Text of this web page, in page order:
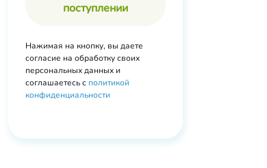
поступлении
Нажимая на кнопку, вы даете
согласие на обработку своих
персональных данных и
соглашаетесь с политикой
конфиденциальности